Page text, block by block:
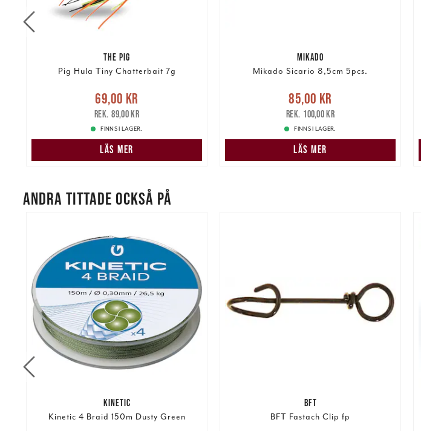
THE PIG
Pig Hula Tiny Chatterbait 7g
Nuvarande pris:69,00 kr
pris:89,00 kr
69,00 kr
89,00 kr
FINNS I LAGER.
LÄS MER
MIKADO
Mikado Sicario 8,5cm 5pcs.
Nuvarande pris:85,00 kr
pris:100,00 kr
85,00 kr
100,00 kr
FINNS I LAGER.
LÄS MER
ANDRA TITTADE OCKSÅ PÅ
KINETIC
Kinetic 4 Braid 150m Dusty Green
BFT
BFT Fastach Clip fp